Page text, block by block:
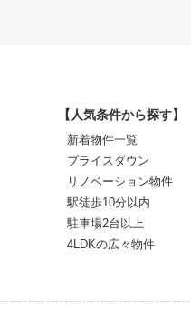
【人気条件から探す】
新着物件一覧
プライスダウン
リノベーション物件
駅徒歩10分以内
駐車場2台以上
4LDKの広々物件